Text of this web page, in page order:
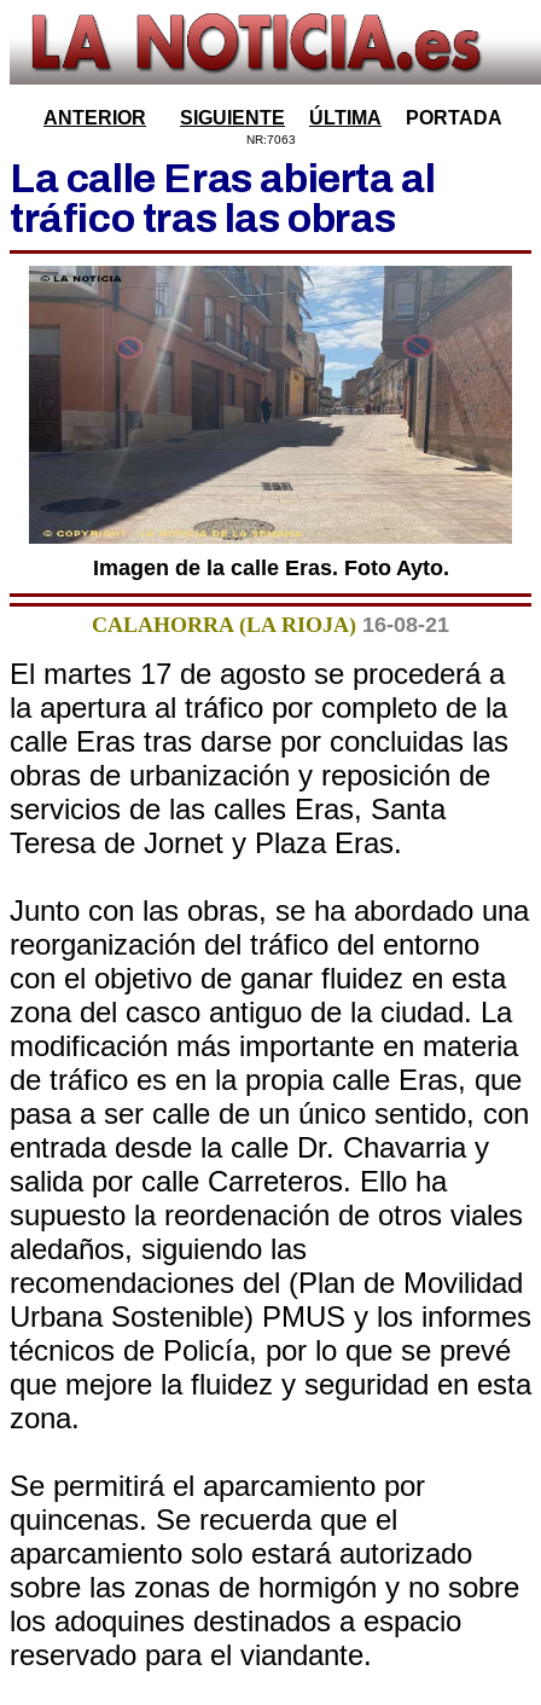
ANTERIOR SIGUIENTE ÚLTIMA PORTADA
NR:7063
La calle Eras abierta al
tráfico tras las obras
Imagen de la calle Eras. Foto Ayto.
CALAHORRA (LA RIOJA) 16-08-21
El martes 17 de agosto se procederá a
la apertura al tráfico por completo de la
calle Eras tras darse por concluidas las
obras de urbanización y reposición de
servicios de las calles Eras, Santa
Teresa de Jornet y Plaza Eras.
Junto con las obras, se ha abordado una
reorganización del tráfico del entorno
con el objetivo de ganar fluidez en esta
zona del casco antiguo de la ciudad. La
modificación más importante en materia
de tráfico es en la propia calle Eras, que
pasa a ser calle de un único sentido, con
entrada desde la calle Dr. Chavarria y
salida por calle Carreteros. Ello ha
supuesto la reordenación de otros viales
aledaños, siguiendo las
recomendaciones del (Plan de Movilidad
Urbana Sostenible) PMUS y los informes
técnicos de Policía, por lo que se prevé
que mejore la fluidez y seguridad en esta
zona.
Se permitirá el aparcamiento por
quincenas. Se recuerda que el
aparcamiento solo estará autorizado
sobre las zonas de hormigón y no sobre
los adoquines destinados a espacio
reservado para el viandante.